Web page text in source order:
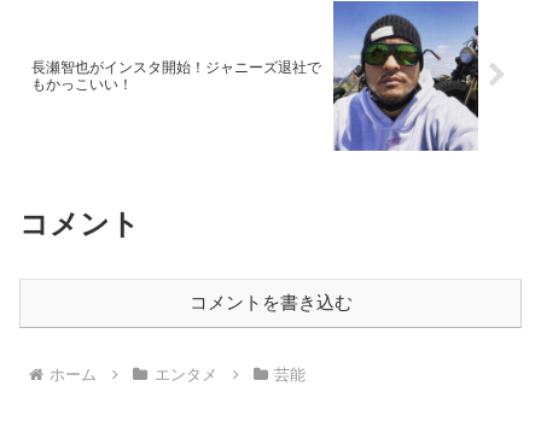
長瀬智也がインスタ開始！ジャニーズ退社で
もかっこいい！
コメント
コメントを書き込む
ホーム エンタメ 芸能